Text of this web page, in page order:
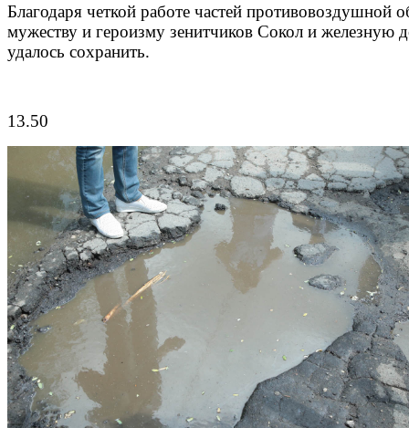
Благодаря четкой работе частей противовоздушной
мужеству и героизму зенитчиков Сокол и железную
удалось сохранить.
13.50